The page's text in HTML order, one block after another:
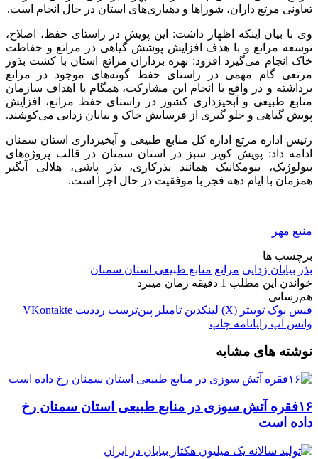
تعاونی مرتع داران، شوراها و دهیاری‌های استان در حال انجام است.
وی با بیان اینکه اظهار داشت: این پویش در راستای حفظ، اصلاح،
توسعه مراتع و با هدف افزایش پوشش گیاهی در مراتع و حفاظت
خاک انجام می‌گیرد افزود: بهره برداران مراتع استان با کشت بذور
مرتعی گام مهمی در راستای حفظ گونه‌های موجود در مراتع
برداشته و در واقع با انجام این مشارکت، همگام با اهداف سازمان
منابع طبیعی و آبخیزداری کشور در راستای حفظ مراتع، افزایش
پویش گیاهی و جلو گیری از فرسایش خاک و بیابان زدایی می‌کوشند.
رئیس اداره مرتع اداره کل منابع طبیعی و آبخیزداری استان سمنان
ادامه داد: پویش کویر سبز در استان سمنان در قالب پروژه‌های
بیولوژیک، بیومکانیک همانند بذرکاری، بذر پاشی، هلالی آبگیر
همزمان با ایام دهه فجر با موفقیت در حال اجرا است.
منبع مهر
برچسب ها
بذر بیابان زدایی مراتع منابع طبیعی استان سمنان
خواندن این مطلب 1 دقیقه زمان میبرد
هم‌رسانی
فیس بوک توییتر (X) لینکدین ‫تامبلر ‫پین‌ترست ‫رددیت ‫VKontakte
واتس آپ رایانامه چاپ
نوشته های مشابه
۱۶فقره آتش سوزی در منابع طبیعی استان سمنان رخ
داده است